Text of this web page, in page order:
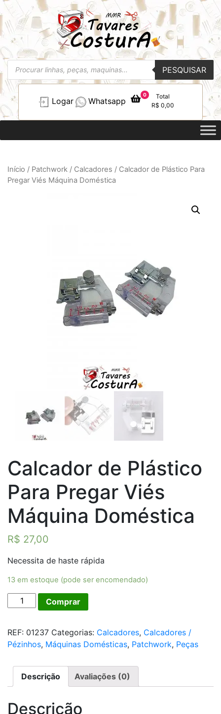
Pesquisar
produtos
PESQUISAR
Logar Whatsapp
0
Total
R$ 0,00
Início / Patchwork / Calcadores / Calcador de Plástico Para
Pregar Viés Máquina Doméstica
Calcador de Plástico
Para Pregar Viés
Máquina Doméstica
R$ 27,00
Necessita de haste rápida
13 em estoque (pode ser encomendado)
Calcador
de
Para
Pregar
Máquina
Doméstica
Comprar
REF: 01237 Categorias: Calcadores, Calcadores /
Pézinhos, Máquinas Domésticas, Patchwork, Peças
Descrição Avaliações (0)
Descrição